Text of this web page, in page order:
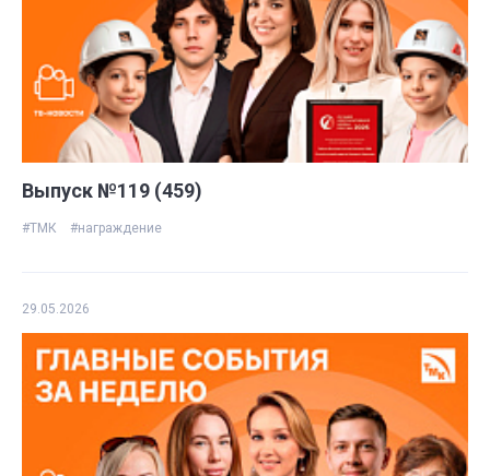
Выпуск №119 (459)
#ТМК #награждение
29.05.2026